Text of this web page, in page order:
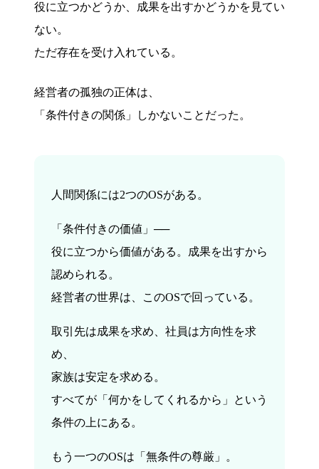
役に立つかどうか、成果を出すかどうかを見てい
ない。
ただ存在を受け入れている。
経営者の孤独の正体は、
「条件付きの関係」しかないことだった。
人間関係には2つのOSがある。
「条件付きの価値」──
役に立つから価値がある。成果を出すから
認められる。
経営者の世界は、このOSで回っている。
取引先は成果を求め、社員は方向性を求
め、
家族は安定を求める。
すべてが「何かをしてくれるから」という
条件の上にある。
もう一つのOSは「無条件の尊厳」。